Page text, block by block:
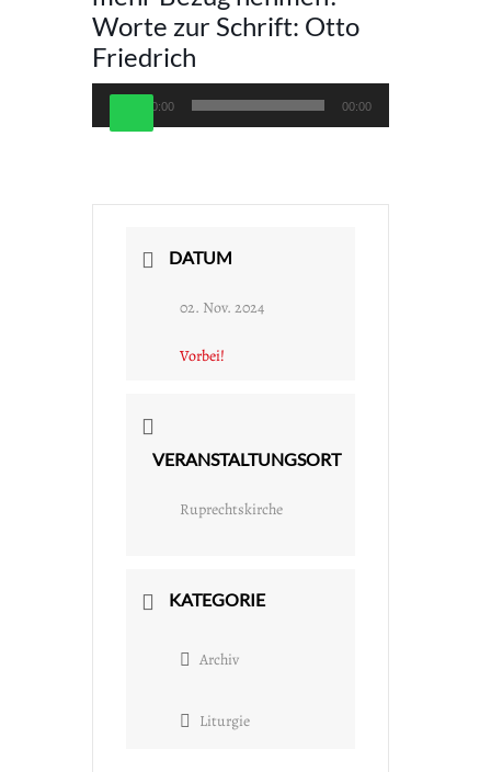
Worte zur Schrift: Otto
Friedrich
Audio-
Player
00:00 00:00
DATUM
02. Nov. 2024
Vorbei!
VERANSTALTUNGSORT
Ruprechtskirche
KATEGORIE
Archiv
Liturgie